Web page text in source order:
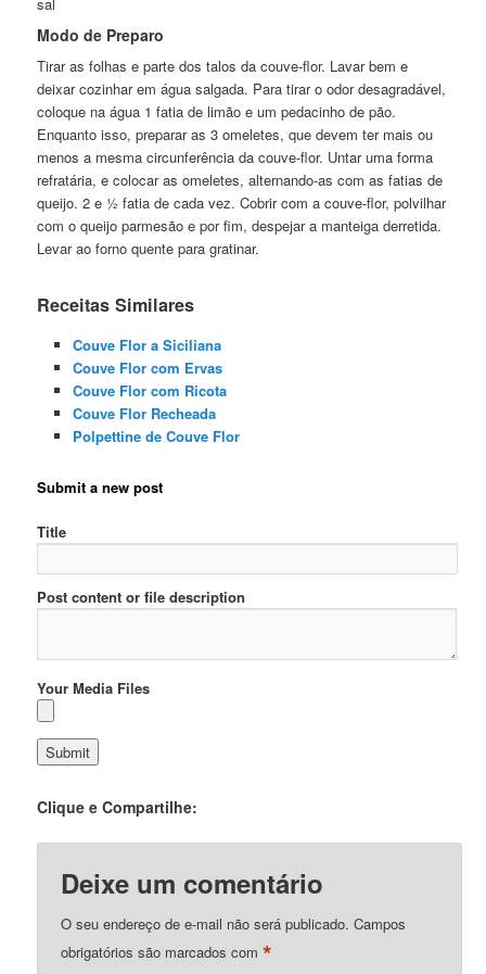
Modo de Preparo
Tirar as folhas e parte dos talos da couve-flor. Lavar bem e
deixar cozinhar em água salgada. Para tirar o odor desagradável,
coloque na água 1 fatia de limão e um pedacinho de pão.
Enquanto isso, preparar as 3 omeletes, que devem ter mais ou
menos a mesma circunferência da couve-flor. Untar uma forma
refratária, e colocar as omeletes, alternando-as com as fatias de
queijo. 2 e ½ fatia de cada vez. Cobrir com a couve-flor, polvilhar
com o queijo parmesão e por fim, despejar a manteiga derretida.
Levar ao forno quente para gratinar.
Receitas Similares
Couve Flor a Siciliana
Couve Flor com Ervas
Couve Flor com Ricota
Couve Flor Recheada
Polpettine de Couve Flor
Submit a new post
Title
Post content or file description
Your Media Files
Clique e Compartilhe:
Deixe um comentário
O seu endereço de e-mail não será publicado. Campos
obrigatórios são marcados com*